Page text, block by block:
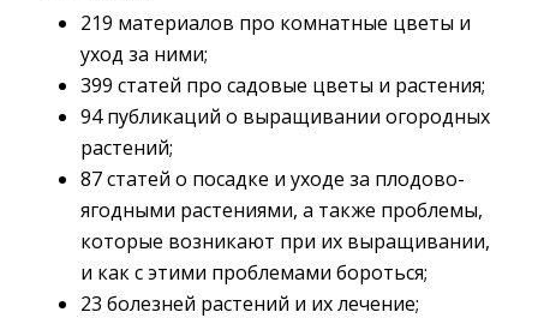
219 материалов про комнатные цветы и
уход за ними;
399 статей про садовые цветы и растения;
94 публикаций о выращивании огородных
растений;
87 статей о посадке и уходе за плодово-
ягодными растениями, а также проблемы,
которые возникают при их выращивании,
и как с этими проблемами бороться;
23 болезней растений и их лечение;